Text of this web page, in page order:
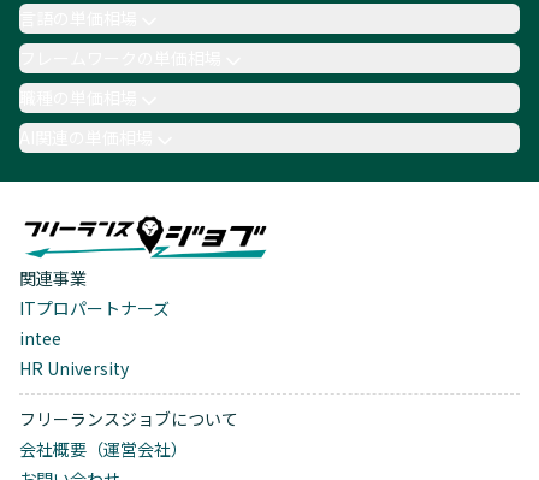
職種の単価相場
AI関連の単価相場
関連事業
ITプロパートナーズ
intee
HR University
フリーランスジョブについて
会社概要（運営会社）